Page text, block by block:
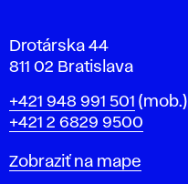
Drotárska 44
811 02 Bratislava
Telefón
+421 948 991 501 (mob.)
+421 2 6829 9500
Mapa
Zobraziť na mape